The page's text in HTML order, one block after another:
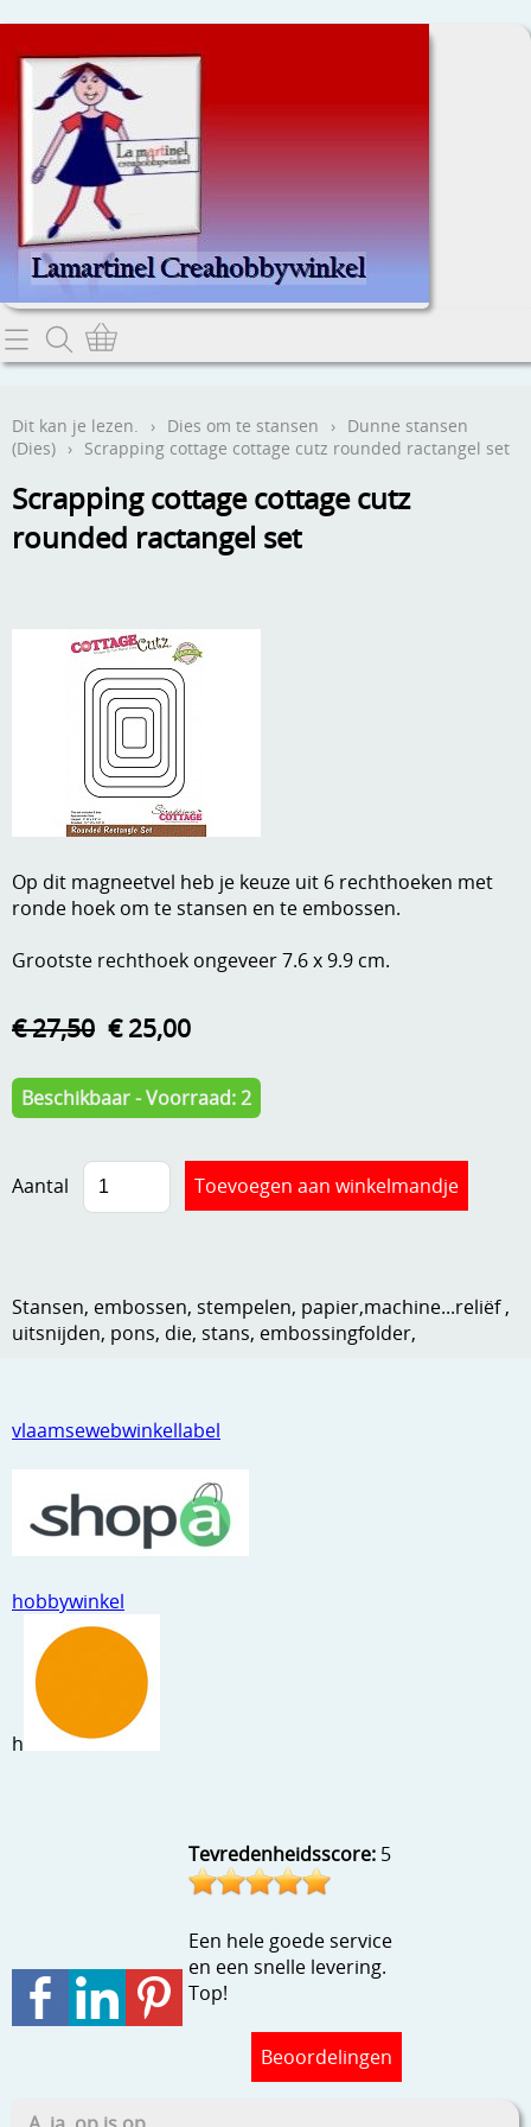
Home
Contact
Webwinkel
Andere
Boeken en magazines
Dies om te stansen
DVD-CD
Handige extra's
Hechtingsmaterialen
Kleurmateriaal-tekenmateriaal
Kneedmateriaal
Leuke versieringen
Papier en karton
Ribbelaar
Speciaal papier
Stempels en zo
Template, mask, stencils, grids
Wat nog, een creatief kijkje
Verzend - en verpakkingsk
Mijn account
Anders creatief
Gastenboek
vlaamsewebwinkellabel
hobbywinkel
h
Tevredenheidsscore: 5
Een hele goede service
en een snelle levering.
Top!
Beoordelingen
Dit kan je lezen. › Dies om te stansen › Dunne stansen
(Dies) › Scrapping cottage cottage cutz rounded ractangel set
Scrapping cottage cottage cutz
rounded ractangel set
Op dit magneetvel heb je keuze uit 6 rechthoeken met
ronde hoek om te stansen en te embossen.
Grootste rechthoek ongeveer 7.6 x 9.9 cm.
€ 27,50 € 25,00
Beschikbaar - Voorraad: 2
Aantal
Stansen, embossen, stempelen, papier,machine...reliëf ,
uitsnijden, pons, die, stans, embossingfolder,